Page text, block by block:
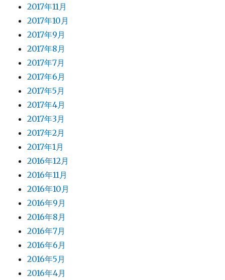
2017年11月
2017年10月
2017年9月
2017年8月
2017年7月
2017年6月
2017年5月
2017年4月
2017年3月
2017年2月
2017年1月
2016年12月
2016年11月
2016年10月
2016年9月
2016年8月
2016年7月
2016年6月
2016年5月
2016年4月